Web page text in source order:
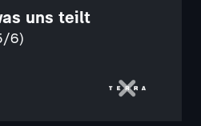
uns teilt
6)